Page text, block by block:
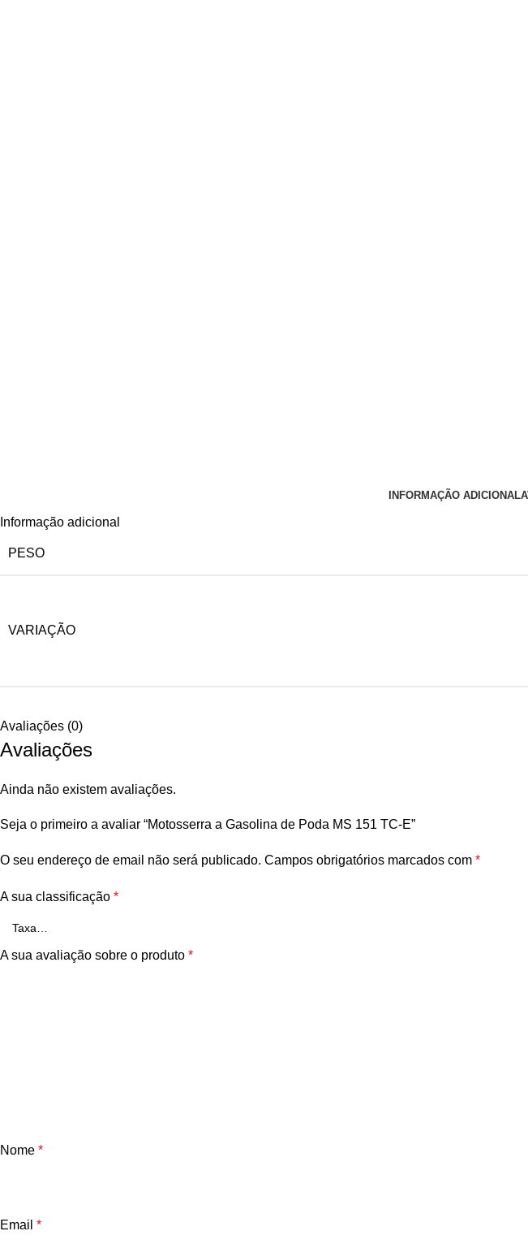
INFORMAÇÃO ADICIONAL
Informação adicional
PESO
VARIAÇÃO
Avaliações (0)
Avaliações
Ainda não existem avaliações.
Seja o primeiro a avaliar “Motosserra a Gasolina de Poda MS 151 TC-E”
O seu endereço de email não será publicado. Campos obrigatórios marcados com *
A sua classificação *
A sua avaliação sobre o produto *
Nome *
Email *